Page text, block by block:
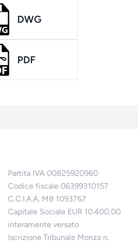
DWG
PDF
Partita IVA 00825920960
Codice fiscale 06399310157
C.C.I.A.A. MB 1093767
Capitale Sociale EUR 10.400,00
interamente versato
Iscrizione Tribunale Monza n.